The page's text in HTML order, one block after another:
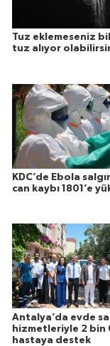
Tuz eklemeseniz
tuz alıyor
KDC’de Ebola
can kaybı 1801’e
Antalya’da evde
hizmetleriyle 2 bin
hastaya destek